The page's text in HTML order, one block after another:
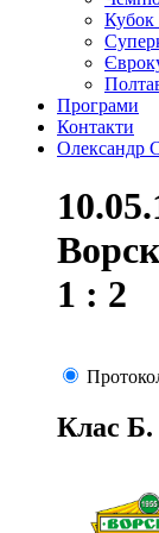
Кубок
Програми
Контакти
Олександр
1 : 2
Клас